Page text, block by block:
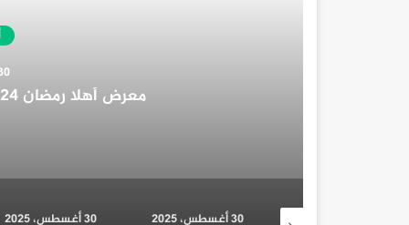
30 أغسطس، 2025 23 أغسطس، 2025